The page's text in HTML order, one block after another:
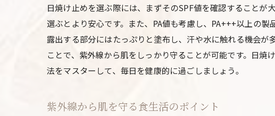
日焼け止めを選ぶ際には、まずそのSPF値を確認することが
選ぶとより安心です。また、PA値も考慮し、PA+++以上の
露出する部分にはたっぷりと塗布し、汗や水に触れる機会
ことで、紫外線から肌をしっかり守ることが可能です。日
法をマスターして、毎日を健康的に過ごしましょう。
紫外線から肌を守る食生活のポイント